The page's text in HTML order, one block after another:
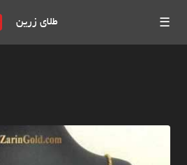
☰ طلای زرین